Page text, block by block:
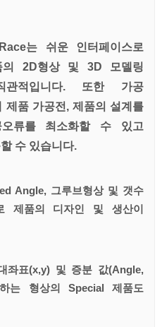
는 쉬운 인터페이스로
의 2D형상 및 3D 모델링
적입니다. 또한 가공
제품 가공전, 제품의 설계를
류를 최소화할 수 있고
수 있습니다.
Angle, 그루브형상 및 갯수
제품의 디자인 및 생산이
표(x,y) 및 증분 값(Angle,
는 형상의 Special 제품도